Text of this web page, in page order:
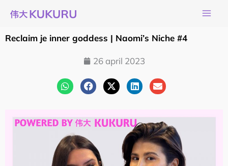
naar
deReclaim je inner goddess | Naomi’s Niche #4
26 april 2023